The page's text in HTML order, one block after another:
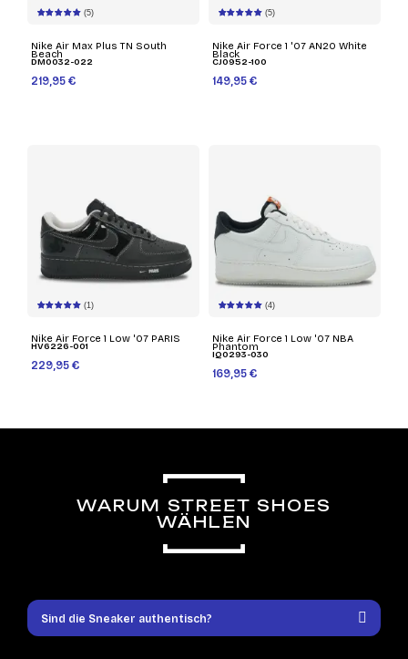
(5)
Nike Air Max Plus TN South
Beach
DM0032-022
219,95 €
(5)
Nike Air Force 1 '07 AN20 White
Black
CJ0952-100
149,95 €
(1)
Nike Air Force 1 Low '07 PARIS
HV6226-001
229,95 €
(4)
Nike Air Force 1 Low '07 NBA
Phantom
IQ0293-030
169,95 €
WARUM STREET SHOES
WÄHLEN
Sind die Sneaker authentisch?